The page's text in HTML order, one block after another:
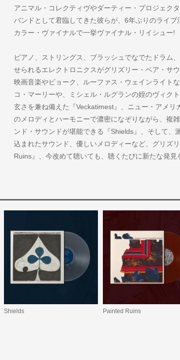
アニマル・コレクティヴやダーティー・プロジェク
バンドとして君臨してきた彼らが、6年ぶりのライ
カラー・ヴァイナルで一挙ヴァイナル・リイシュー!
ピアノ、ストリングス、ブラッシュでなでたドラム
せられるエレクトロニクスがグリズリー・ベア・サ
映画音楽やビョーク、ルーファス・ウェインライト
コ・マーリーや、ミシェル・ルグランの姪のヴィク
玄さを兼ね備えた『Veckatimest』、ニュー・アメリ
のメロディとハーモニーで濃密になぞりながら、複
ンド・サウンドが堪能できる『Shields』、そして、
込まれたサウンド、優しいメロディーなど、グリズ
Ruins』、今改めて聴いても、聴くたびに新たな発見
Shields Painted Ruins